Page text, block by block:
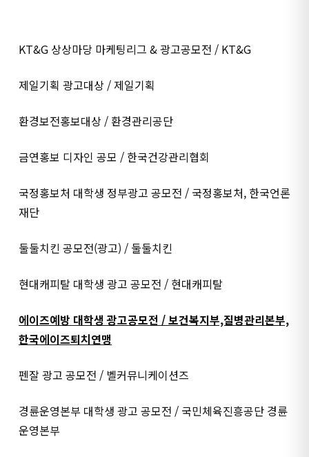
KT&G 상상마당 마케팅리그 & 광고공모전 / KT&G
제일기획 광고대상 / 제일기획
환경보전홍보대상 / 환경관리공단
금연홍보 디자인 공모 / 한국건강관리협회
국정홍보처 대학생 정부광고 공모전 / 국정홍보처, 한국언론
재단
둘둘치킨 공모전(광고) / 둘둘치킨
현대캐피탈 대학생 광고 공모전 / 현대캐피탈
에이즈예방 대학생 광고공모전 / 보건복지부,질병관리본부,
한국에이즈퇴치연맹
펜잘 광고 공모전 / 벨커뮤니케이션즈
경륜운영본부 대학생 광고 공모전 / 국민체육진흥공단 경륜
운영본부